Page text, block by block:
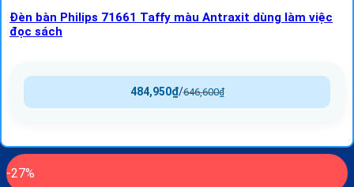
Đèn bàn Philips 71661 Taffy màu Antraxit dùng làm việc
đọc sách
646,600₫
/
484,950₫
-27%